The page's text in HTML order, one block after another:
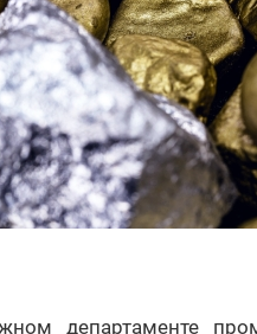
департаменте